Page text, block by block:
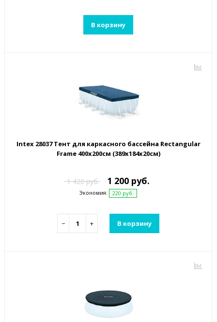
В корзину
Intex 28037 Тент для каркасного бассейна Rectangular
Frame 400х200см (389х184х20см)
1 420 руб. 1 200 руб.
Экономия: 220 руб.
− + В корзину